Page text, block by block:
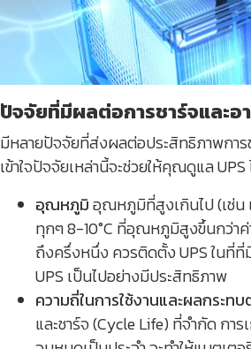
ปัจจัยที่มีผลต่อการชาร์จและอ
มีหลายปัจจัยที่ส่งผลต่อประสิทธิภาพการ
เข้าใจปัจจัยเหล่านี้จะช่วยให้คุณดูแล
อุณหภูมิอุณหภูมิที่สูงเกินไป (เช่น
ทุกๆ 8-10°C ที่อุณหภูมิสูงขึ้นกว่าค่
ถึงครึ่งหนึ่ง ควรติดตั้ง UPS ในที่ที่
UPS เป็นไปอย่างมีประสิทธิภาพ
ความถี่ในการใช้งานและผลกระท
และชาร์จ (Cycle Life) ที่จำกัด กา